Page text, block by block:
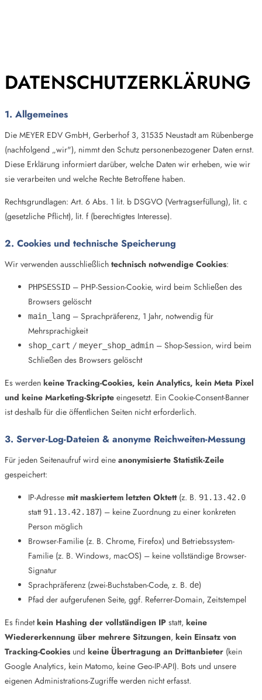
DATENSCHUTZERKLÄRUNG
1. Allgemeines
Die MEYER EDV GmbH, Gerberhof 3, 31535 Neustadt am Rübenberge
(nachfolgend „wir"), nimmt den Schutz personenbezogener Daten ernst.
Diese Erklärung informiert darüber, welche Daten wir erheben, wie wir
sie verarbeiten und welche Rechte Betroffene haben.
Rechtsgrundlagen: Art. 6 Abs. 1 lit. b DSGVO (Vertragserfüllung), lit. c
(gesetzliche Pflicht), lit. f (berechtigtes Interesse).
2. Cookies und technische Speicherung
Wir verwenden ausschließlich technisch notwendige Cookies:
PHPSESSID – PHP-Session-Cookie, wird beim Schließen des
Browsers gelöscht
main_lang – Sprachpräferenz, 1 Jahr, notwendig für
Mehrsprachigkeit
shop_cart / meyer_shop_admin – Shop-Session, wird beim
Schließen des Browsers gelöscht
Es werden keine Tracking-Cookies, kein Analytics, kein Meta Pixel
und keine Marketing-Skripte eingesetzt. Ein Cookie-Consent-Banner
ist deshalb für die öffentlichen Seiten nicht erforderlich.
3. Server-Log-Dateien & anonyme Reichweiten-Messung
Für jeden Seitenaufruf wird eine anonymisierte Statistik-Zeile
gespeichert:
IP-Adresse mit maskiertem letzten Oktett(z. B. 91.13.42.0
statt 91.13.42.187) – keine Zuordnung zu einer konkreten
Person möglich
Browser-Familie (z. B. Chrome, Firefox) und Betriebssystem-
Familie (z. B. Windows, macOS) – keine vollständige Browser-
Signatur
Sprachpräferenz (zwei-Buchstaben-Code, z. B. de)
Pfad der aufgerufenen Seite, ggf. Referrer-Domain, Zeitstempel
Es findetkein Hashing der vollständigen IP statt, keine
Wiedererkennung über mehrere Sitzungen, kein Einsatz von
Tracking-Cookies und keine Übertragung an Drittanbieter (kein
Google Analytics, kein Matomo, keine Geo-IP-API). Bots und unsere
eigenen Administrations-Zugriffe werden nicht erfasst.